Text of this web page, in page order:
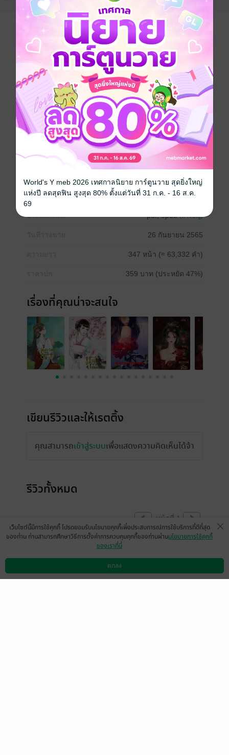
อยากได้ ซื้อเป็นของขวัญ ติดตาม แชร์
หญิงสาวผู้มีปานแดงบนหน้า ต้องอยู่อย่างหลบซ่อน จาก
การตามล่าของผู้คนที่ต้องการดวงจิตอมตะในร่างนี้ เพื่อให้
ผ่านพ้นช่วงอายุ 18 ปี จึงต้องพลางตัวเป็นเพียงหญิงสาว
อัปลักษณ์ แม้อยู่ใกล้ใคร คนรอบตัวก็มักจะตกอยู่ใน
อันตรายไปด้วย เธอจะผ่านพ้นมันไปได้เช่นไรกัน
จีนโบราณ โรแมนติก สืบสวน / นักสืบ
แฟนตาซี เพื่อนสนิท ท่านอ๋อง
ประเภทไฟล์ pdf, epub(สารบัญ)
26 กันยายน 2565
347 หน้า (≈ 63,332 คำ)
359 บาท (ประหยัด 47%)
เรื่องที่คุณน่าจะสนใจ
เขียนรีวิวและให้เรตติ้ง
คุณสามารถเข้าสู่ระบบเพื่อแสดงความคิดเห็นได้จ้า
รีวิวทั้งหมด
หน้าที่ 1
ดาวน์โหลดแอป วิธีการใช้งาน ติดต่อเรา
เว็บไซต์นี้มีการใช้คุกกี้ โปรดยอมรับนโยบายคุกกี้เพื่อประสบการณ์การใช้บริการที่ดีที่สุด
ของท่าน ท่านสามารถศึกษาวิธีการตั้งค่าการควบคุมคุกกี้ของท่านผ่านนโยบายการใช้คุกกี้
ของเราที่นี่
ตกลง
World's Y meb 2026 เทศกาลนิยาย การ์ตูนวาย สุดยิ่งใหญ่
แห่งปี ลดสุดฟิน สูงสุด 80% ตั้งแต่วันที่ 31 ก.ค. - 16 ส.ค.
69